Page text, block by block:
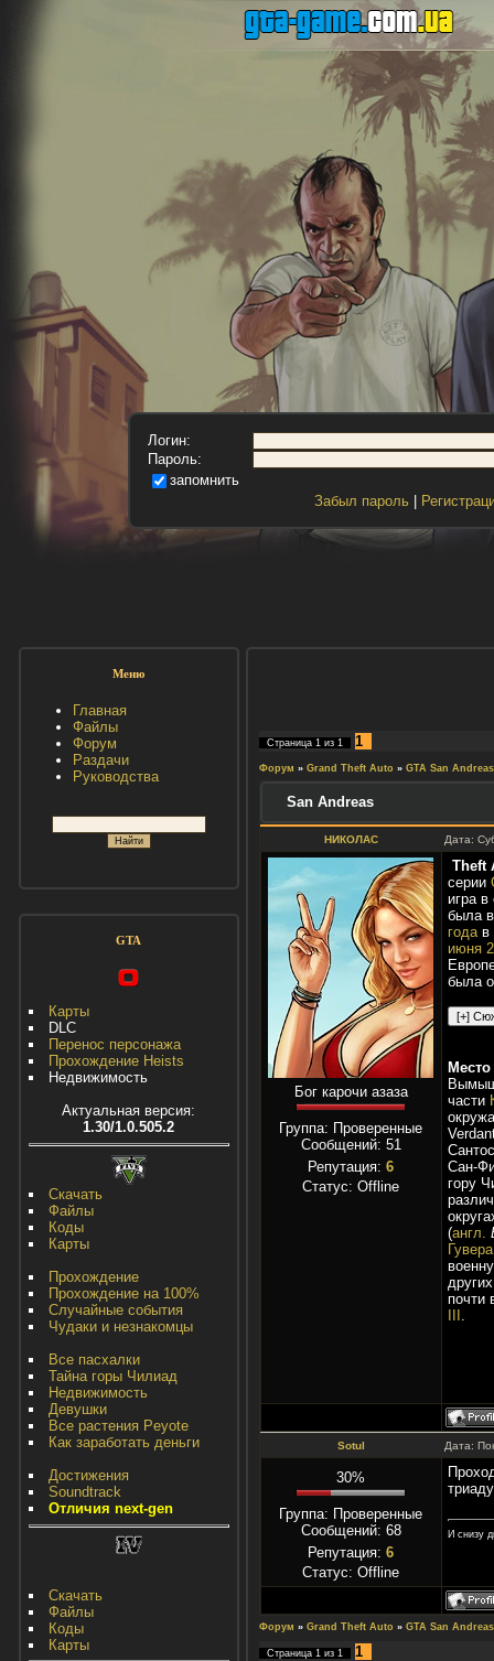
Логин:
Пароль:
запомнить
Забыл пароль|
Меню
Главная
Файлы
Форум
Раздачи
Руководства
GTA
Карты
DLC
Перенос персонажа
Прохождение Heists
Недвижимость
Актуальная версия:
1.30/1.0.505.2
Скачать
Файлы
Коды
Карты
Прохождение
Прохождение на 100%
Случайные события
Чудаки и незнакомцы
Все пасхалки
Тайна горы Чилиад
Недвижимость
Девушки
Все растения Peyote
Как заработать деньги
Достижения
Soundtrack
Отличия next-gen
Скачать
Файлы
Коды
Карты
Страница 1из 1 1
Форум » Grand Theft Auto » GTA San Andreas
San Andreas
НИКОЛАС Дата:
Бог карочи азаза
Группа: Проверенные
Сообщений: 51
Репутация: 6
Статус: Offline
Theft
серии
игра
была
годав
июня
была
части
Сан-
гору
(англ.
Гувера
других
почти
.
Sotul Дата:
30%
Группа: Проверенные
Сообщений: 68
Репутация: 6
Статус: Offline
И снизу
Форум » Grand Theft Auto » GTA San Andreas
Страница 1из 1 1